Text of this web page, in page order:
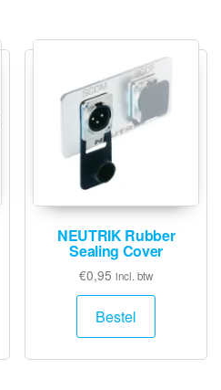
NEUTRIK Rubber
Sealing Cover
€0,95 incl. btw
Bestel